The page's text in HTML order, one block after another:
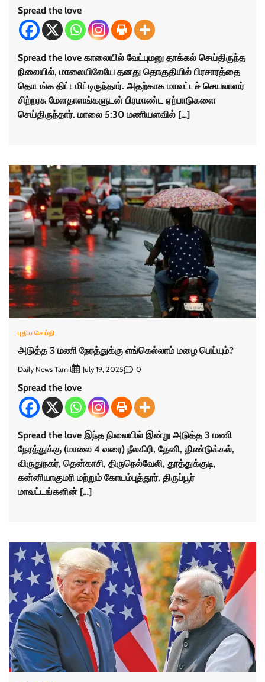
Spread the love
Spread the love காலையில் வேட்புமனு தாக்கல் செய்திருந்த
நிலையில், மாலையிலேயே தனது தொகுதியில் பிரசாரத்தை
தொடங்க திட்டமிட்டிருந்தார். அதற்காக மாவட்டச் செயலாளர்
சிற்றரசு மேளதாளங்களுடன் பிரமாண்ட ஏற்பாடுகளை
செய்திருந்தார். மாலை 5:30 மணியளவில் […]
புதிய செய்தி
அடுத்த 3 மணி நேரத்துக்கு எங்கெல்லாம் மழை பெய்யும்?
Daily News Tamil July 19, 2025 0
Spread the love
Spread the love இந்த நிலையில் இன்று அடுத்த 3 மணி
நேரத்துக்கு (மாலை 4 வரை) நீலகிரி, தேனி, திண்டுக்கல்,
விருதுநகர், தென்காசி, திருநெல்வேலி, தூத்துக்குடி,
கன்னியாகுமரி மற்றும் கோயம்புத்தூர், திருப்பூர்
மாவட்டங்களின் […]